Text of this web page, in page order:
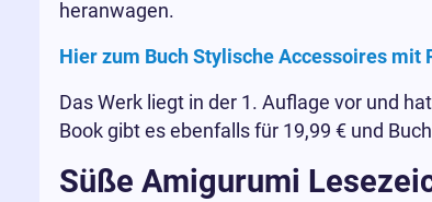
heranwagen.
Hier zum Buch Stylische Accessoires mit
Das Werk liegt in der 1. Auflage vor und
Book gibt es ebenfalls für 19,99 € und
Süße Amigurumi